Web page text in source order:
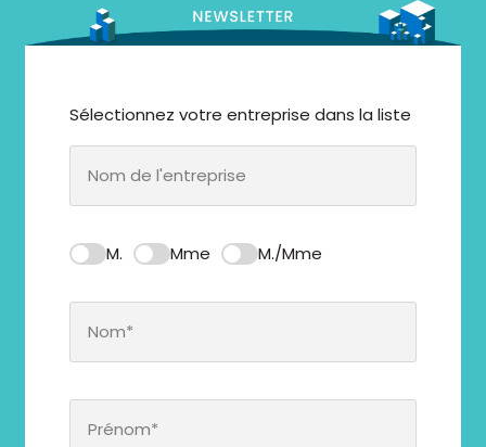
Sélectionnez votre entreprise dans la liste
M. Mme M./Mme